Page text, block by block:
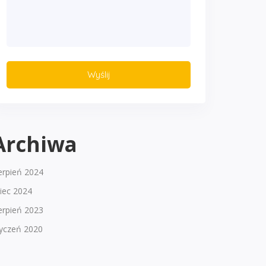
2024
2024
2023
2020